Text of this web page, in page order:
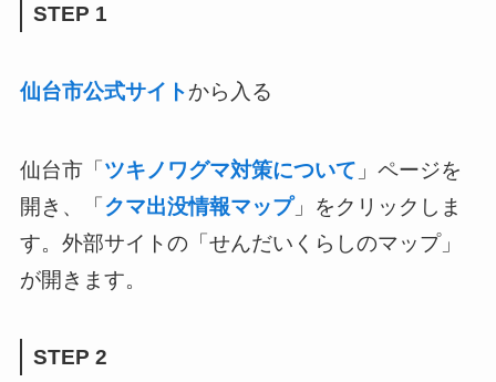
STEP 1
仙台市公式サイトから入る
仙台市「ツキノワグマ対策について 」ページを
開き、「クマ出没情報マップ」をクリックしま
す。外部サイトの「せんだいくらしのマップ」
が開きます。
STEP 2